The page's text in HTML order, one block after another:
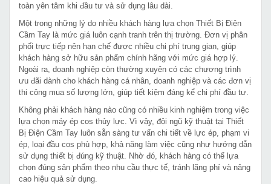
toàn yên tâm khi đầu tư và sử dụng lâu dài.
Một trong những lý do nhiều khách hàng lựa chọn Thiết Bị Điện
Cầm Tay là mức giá luôn cạnh tranh trên thị trường. Đơn vị phân
phối trực tiếp nên hạn chế được nhiều chi phí trung gian, giúp
khách hàng sở hữu sản phẩm chính hãng với mức giá hợp lý.
Ngoài ra, doanh nghiệp còn thường xuyên có các chương trình
ưu đãi dành cho khách hàng cá nhân, doanh nghiệp và các đơn vị
thi công mua số lượng lớn, giúp tiết kiệm đáng kể chi phí đầu tư.
Không phải khách hàng nào cũng có nhiều kinh nghiệm trong việc
lựa chọn máy ép cos thủy lực. Vì vậy, đội ngũ kỹ thuật tại Thiết
Bị Điện Cầm Tay luôn sẵn sàng tư vấn chi tiết về lực ép, phạm vi
ép, loại đầu cos phù hợp, khả năng làm việc cũng như hướng dẫn
sử dụng thiết bị đúng kỹ thuật. Nhờ đó, khách hàng có thể lựa
chọn đúng sản phẩm theo nhu cầu thực tế, tránh lãng phí và nâng
cao hiệu quả sử dụng.